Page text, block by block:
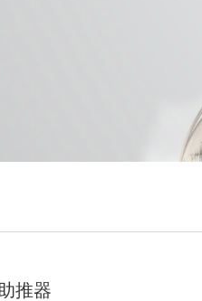
推器